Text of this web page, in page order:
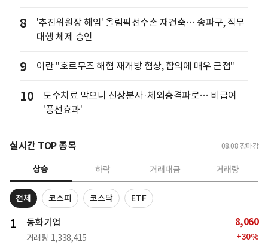
8
'추진위원장 해임' 올림픽선수촌 재건축… 송파구, 직무
대행 체제 승인
9 이란 "호르무즈 해협 재개방 협상, 합의에 매우 근접"
10
도수치료 막으니 신장분사·체외충격파로… 비급여
'풍선효과'
실시간 TOP 종목 08.08 장마감
상승 하락 거래대금 거래량
전체 코스피 코스닥 ETF
1 동화기업
거래량 1,338,415
8,060
+30%